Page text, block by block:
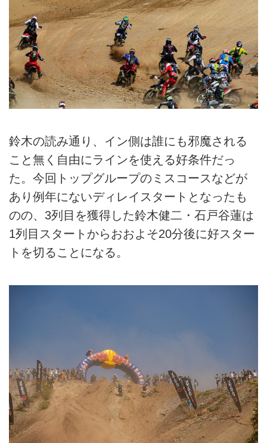
鈴木の読み通り、イン側は誰にも邪魔される
こと無く自由にラインを使える好条件だっ
た。今回トップグループのミスコースなどが
あり例年にないディレイスタートとなったも
のの、3列目を獲得した鈴木健二・石戸谷蓮は
1列目スタートからおおよそ20分後に好スター
トを切ることになる。